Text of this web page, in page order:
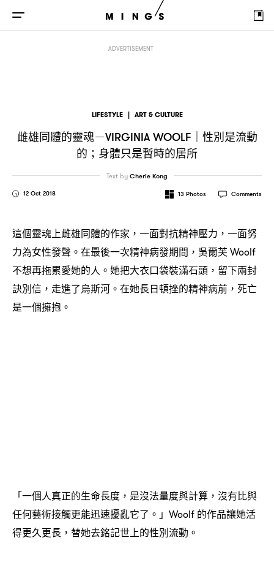
ADVERTISEMENT
LIFESTYLE | ART & CULTURE
雌雄同體的靈魂－VIRGINIA WOOLF｜ 性別是流動
的 ； 身體只是暫時的居所
12 Oct 2018
Text byCherie Kong
13 Photos Comments
這個靈魂上雌雄同體的作家 ， 一面對抗精神壓力 ， 一面努
力為女性發聲。在最後一次精神病發期間 ， 吳爾芙 Woolf
不想再拖累愛她的人。她把大衣口袋裝滿石頭 ， 留下兩封
訣別信 ， 走進了烏斯河。在她長日頓挫的精神病前 ， 死亡
是一個擁抱。
「一個人真正的生命長度 ， 是沒法量度與計算 ， 沒有比與
任何藝術接觸更能迅速擾亂它了。」 Woolf 的作品讓她活
得更久更長 ， 替她去銘記世上的性別流動。
－Virginia Woolf｜ 性別是流動的